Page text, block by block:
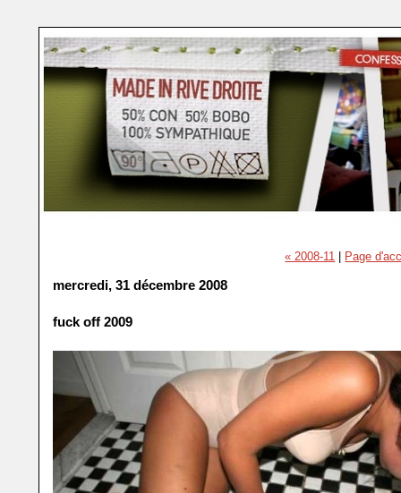
« 2008-11 Page
mercredi, 31 décembre 2008
fuck off 2009